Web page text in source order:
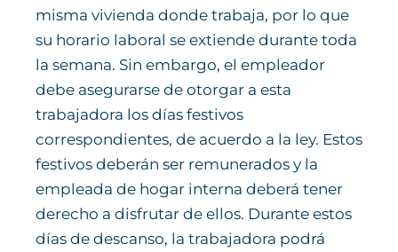
misma vivienda donde trabaja, por lo que
su horario laboral se extiende durante toda
la semana. Sin embargo, el empleador
debe asegurarse de otorgar a esta
trabajadora los días festivos
correspondientes, de acuerdo a la ley. Estos
festivos deberán ser remunerados y la
empleada de hogar interna deberá tener
derecho a disfrutar de ellos. Durante estos
días de descanso, la trabajadora podrá